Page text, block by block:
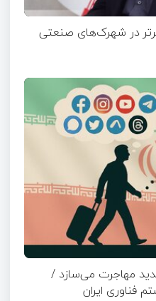
در شهرک‌های صنعتی
مهاجرت می‌سازد /
فناوری ایران